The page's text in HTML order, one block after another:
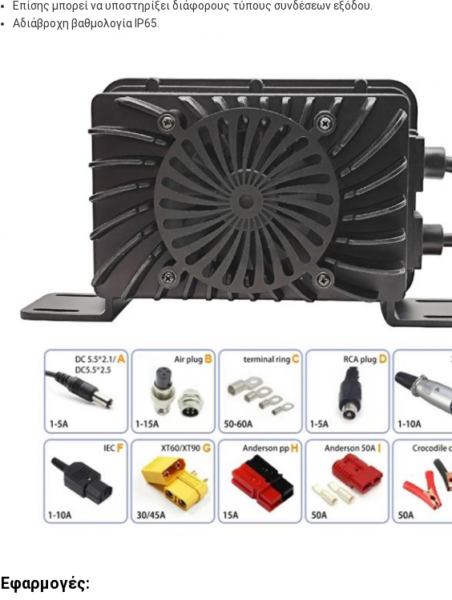
Επίσης μπορεί να υποστηρίξει διάφορους τύπους συνδέσεων εξόδου.
Αδιάβροχη βαθμολογία IP65.
Εφαρμογές: